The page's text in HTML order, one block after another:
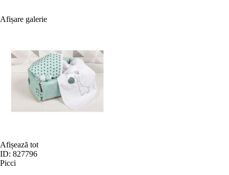
Afișare galerie
Afișează tot
ID: 827796
Picci